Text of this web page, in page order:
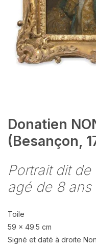
Donatien
(Besançon,
Portrait dit
agé de 8 ans
Toile
59 x 49.5 cm
Signé et daté à droite